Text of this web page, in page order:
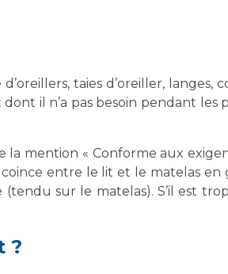
taies d’oreiller, langes,
il n’a pas besoin pendant les
mention « Conforme aux
entre le lit et le matelas en
sur le matelas). S’il est
?